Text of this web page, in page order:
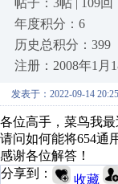
帖子：3帖 | 109回
年度积分：6
历史总积分：399
注册：2008年1月
发表于：2022-09-14
各位高手，菜鸟我
请问如何能将654通
感谢各位解答！
分享到：
收藏